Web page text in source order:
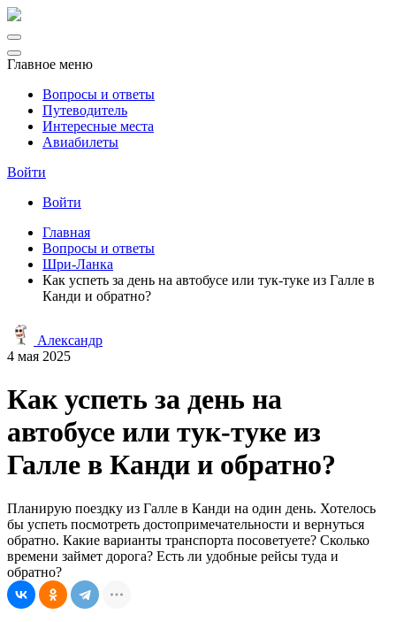
Главное меню
Вопросы и ответы
Путеводитель
Интересные места
Авиабилеты
Войти
Войти
Главная
Вопросы и ответы
Шри-Ланка
Как успеть за день на автобусе или тук-туке из Галле в
Канди и обратно?
Александр
4 мая 2025
Как успеть за день на
автобусе или тук-туке из
Галле в Канди и обратно?
Планирую поездку из Галле в Канди на один день. Хотелось
бы успеть посмотреть достопримечательности и вернуться
обратно. Какие варианты транспорта посоветуете? Сколько
времени займет дорога? Есть ли удобные рейсы туда и
обратно?